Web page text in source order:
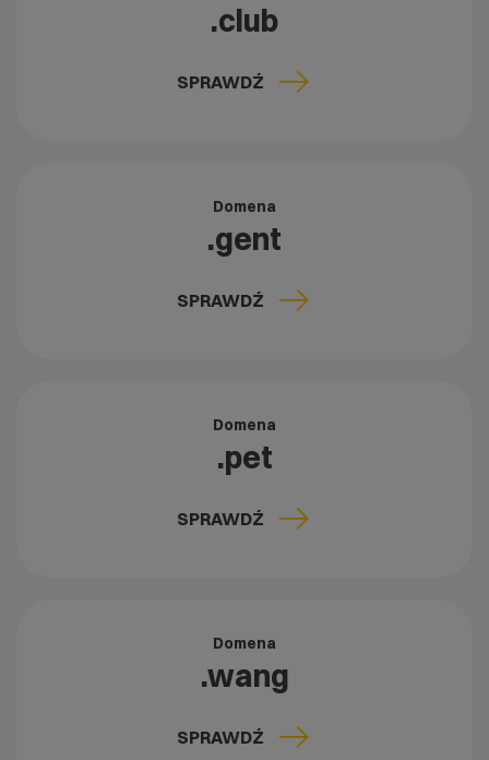
.club
SPRAWDŹ
Domena
.gent
SPRAWDŹ
Domena
.pet
SPRAWDŹ
Domena
.wang
SPRAWDŹ